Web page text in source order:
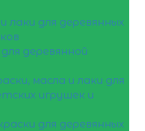
лаки для деревянных
деревянной
масла и лаки для
игрушек и
для деревянных